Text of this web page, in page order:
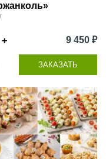
+ 9 450 ₽
ЗАКАЗАТЬ